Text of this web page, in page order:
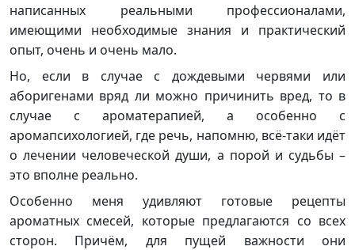
написанных реальными профессионалами,
имеющими необходимые знания и практический
опыт, очень и очень мало.
Но, если в случае с дождевыми червями или
аборигенами вряд ли можно причинить вред, то в
случае с ароматерапией, а особенно с
аромапсихологией, где речь, напомню, всё-таки идёт
о лечении человеческой души, а порой и судьбы –
это вполне реально.
Особенно меня удивляют готовые рецепты
ароматных смесей, которые предлагаются со всех
сторон. Причём, для пущей важности они